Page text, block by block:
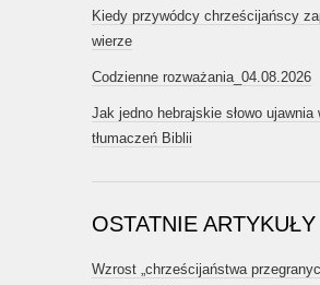
Kiedy przywódcy chrześcijańscy
wierze
Codzienne rozważania_04.08.2026
Jak jedno hebrajskie słowo ujawnia
tłumaczeń Biblii
OSTATNIE ARTYKUŁY
Wzrost „chrześcijaństwa